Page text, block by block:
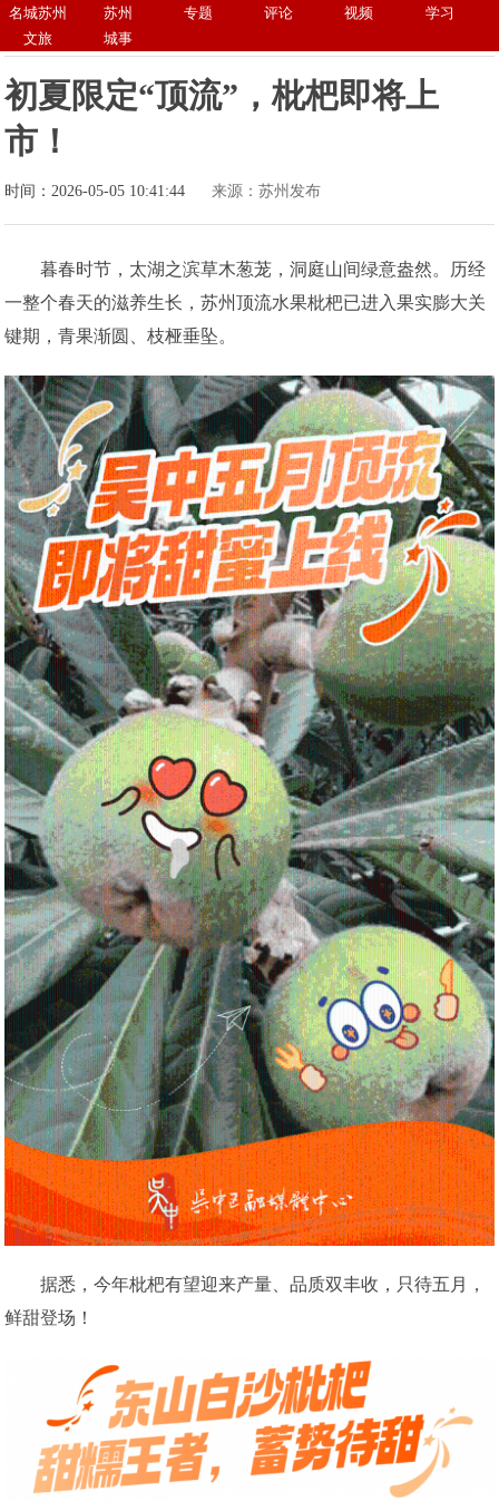
名城苏州 苏州 专题 评论 视频
学习
文旅
城事
初夏限定“顶流”，枇杷即将上
市！
时间：2026-05-05 10:41:44 来源：苏州发布
暮春时节，太湖之滨草木葱茏，洞庭山间绿意盎然。历经
一整个春天的滋养生长，苏州顶流水果枇杷已进入果实膨大关
键期，青果渐圆、枝桠垂坠。
据悉，今年枇杷有望迎来产量、品质双丰收，只待五月，
鲜甜登场！